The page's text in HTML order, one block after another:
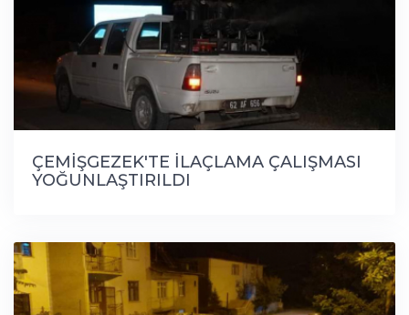
ÇEMİŞGEZEK'TE İLAÇLAMA ÇALIŞMASI
YOĞUNLAŞTIRILDI